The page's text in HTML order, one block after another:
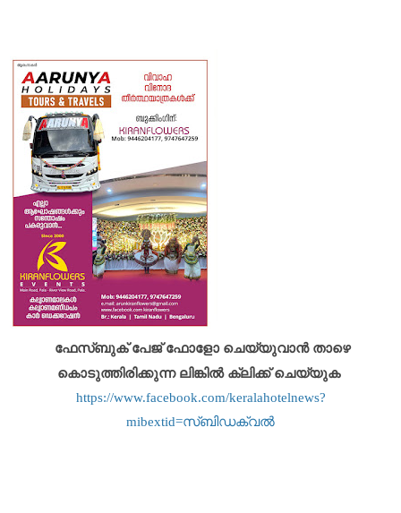
ഫേസ്ബുക് പേജ് ഫോളോ ചെയ്യുവാൻ താഴെ
കൊടുത്തിരിക്കുന്ന ലിങ്കിൽ ക്ലിക്ക് ചെയ്യുക
https://www.facebook.com/keralahotelnews?
mibextid=സ്‌ബിഡക്വൽ